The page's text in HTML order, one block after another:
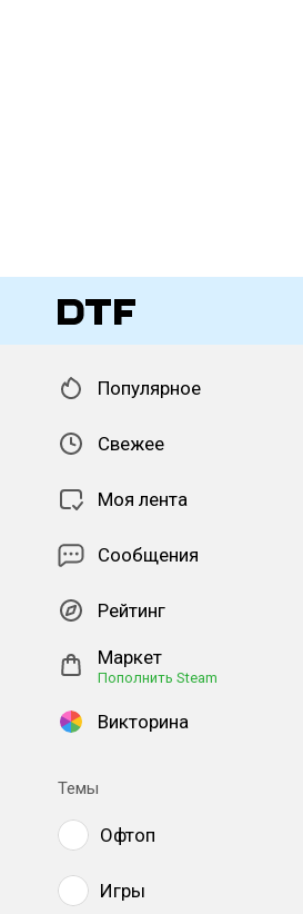
Популярное
Свежее
Моя лента
Сообщения
Рейтинг
Маркет
Пополнить Steam
Викторина
Темы
Офтоп
Игры